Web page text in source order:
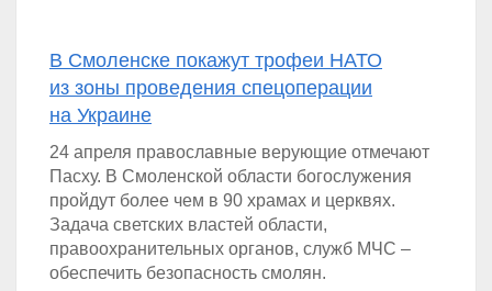
В Смоленске покажут трофеи НАТО
из зоны проведения спецоперации
на Украине
24 апреля православные верующие отмечают
Пасху. В Смоленской области богослужения
пройдут более чем в 90 храмах и церквях.
Задача светских властей области,
правоохранительных органов, служб МЧС –
обеспечить безопасность смолян.